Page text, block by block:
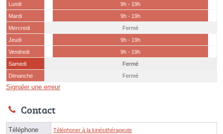
Lundi
9h - 19h
Mardi
9h - 19h
Mercredi
Fermé
Jeudi
9h - 19h
Vendredi
9h - 19h
Samedi
Fermé
Dimanche
Fermé
Signaler une erreur
Contact
Téléphone Téléphoner à la kinésithérapeute